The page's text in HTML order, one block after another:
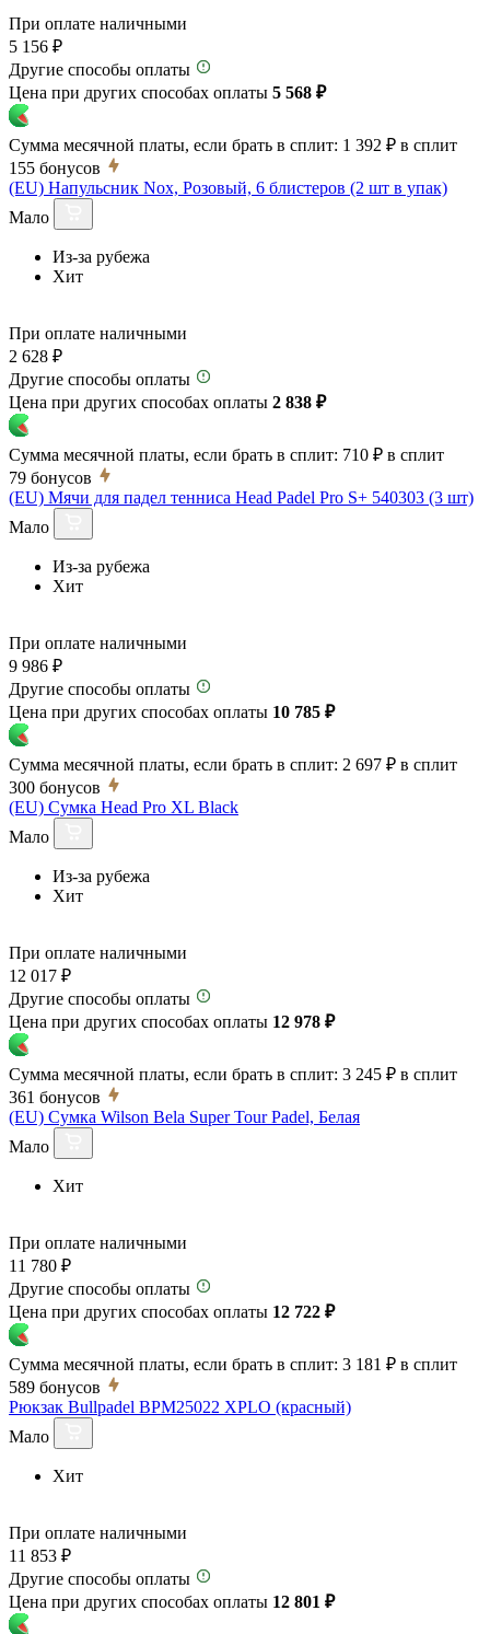
При оплате наличными
5 156 ₽
Другие способы оплаты
Цена при других способах оплаты 5 568 ₽
Сумма месячной платы, если брать в сплит: 1 392 ₽ в сплит
155 бонусов
(EU) Напульсник Nox, Розовый, 6 блистеров (2 шт в упак)
Мало
Из-за рубежа
Хит
При оплате наличными
2 628 ₽
Другие способы оплаты
Цена при других способах оплаты 2 838 ₽
Сумма месячной платы, если брать в сплит: 710 ₽ в сплит
79 бонусов
(EU) Мячи для падел тенниса Head Padel Pro S+ 540303 (3 шт)
Мало
Из-за рубежа
Хит
При оплате наличными
9 986 ₽
Другие способы оплаты
Цена при других способах оплаты 10 785 ₽
Сумма месячной платы, если брать в сплит: 2 697 ₽ в сплит
300 бонусов
(EU) Сумка Head Pro XL Black
Мало
Из-за рубежа
Хит
При оплате наличными
12 017 ₽
Другие способы оплаты
Цена при других способах оплаты 12 978 ₽
Сумма месячной платы, если брать в сплит: 3 245 ₽ в сплит
361 бонусов
(EU) Сумка Wilson Bela Super Tour Padel, Белая
Мало
Хит
При оплате наличными
11 780 ₽
Другие способы оплаты
Цена при других способах оплаты 12 722 ₽
Сумма месячной платы, если брать в сплит: 3 181 ₽ в сплит
589 бонусов
Рюкзак Bullpadel BPM25022 XPLO (красный)
Мало
Хит
При оплате наличными
11 853 ₽
Другие способы оплаты
Цена при других способах оплаты 12 801 ₽